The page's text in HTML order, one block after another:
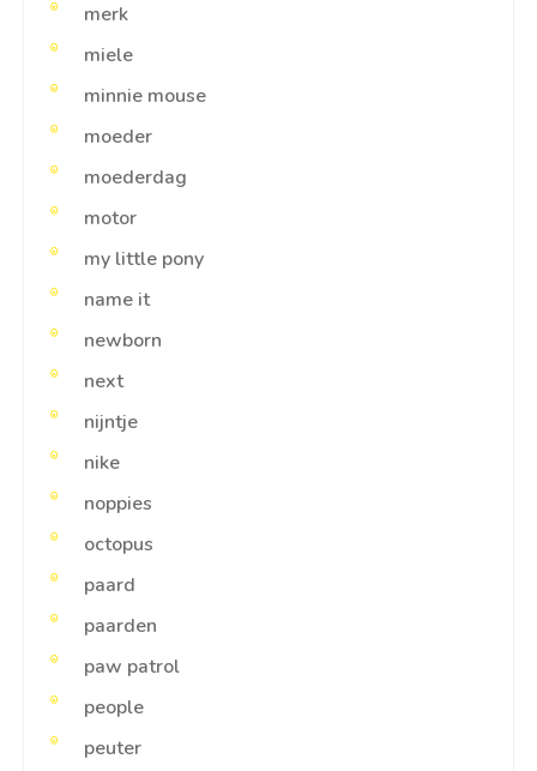
merk
miele
minnie mouse
moeder
moederdag
motor
my little pony
name it
newborn
next
nijntje
nike
noppies
octopus
paard
paarden
paw patrol
people
peuter